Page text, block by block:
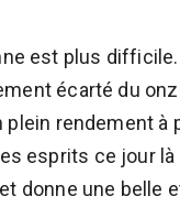
est plus
écarté du
rendement à
esprits ce jour
donne une belle